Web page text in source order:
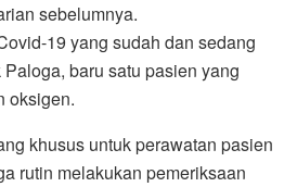
sebelumnya.
19 yang sudah dan sedang
baru satu pasien yang
oksigen.
khusus untuk perawatan pasien
rutin melakukan pemeriksaan